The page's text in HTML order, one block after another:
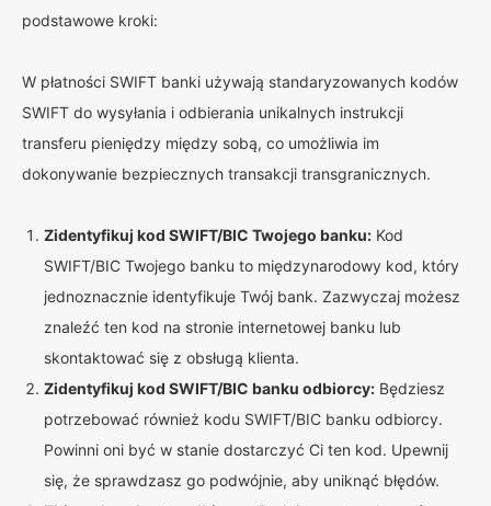
podstawowe kroki:
W płatności SWIFT banki używają standaryzowanych kodów
SWIFT do wysyłania i odbierania unikalnych instrukcji
transferu pieniędzy między sobą, co umożliwia im
dokonywanie bezpiecznych transakcji transgranicznych.
Zidentyfikuj kod SWIFT/BIC Twojego banku: Kod
SWIFT/BIC Twojego banku to międzynarodowy kod, który
jednoznacznie identyfikuje Twój bank. Zazwyczaj możesz
znaleźć ten kod na stronie internetowej banku lub
skontaktować się z obsługą klienta.
Zidentyfikuj kod SWIFT/BIC banku odbiorcy: Będziesz
potrzebować również kodu SWIFT/BIC banku odbiorcy.
Powinni oni być w stanie dostarczyć Ci ten kod. Upewnij
się, że sprawdzasz go podwójnie, aby uniknąć błędów.